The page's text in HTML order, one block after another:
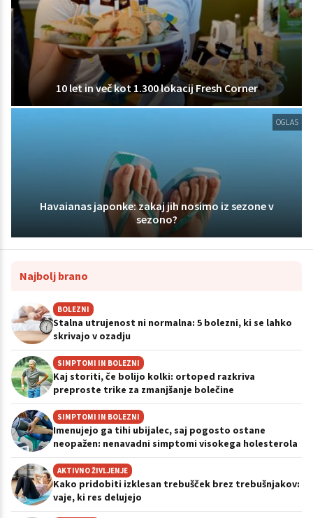
10 let in več kot 1.300 lokacij Fresh Corner
OGLAS
Havaianas japonke: zakaj jih nosimo iz sezone v
sezono?
Najbolj brano
BOLEZNI
Stalna utrujenost ni normalna: 5 bolezni, ki se lahko
skrivajo v ozadju
SIMPTOMI IN BOLEZNI
Kaj storiti, če bolijo kolki: ortoped razkriva
preproste trike za zmanjšanje bolečine
SIMPTOMI IN BOLEZNI
Imenujejo ga tihi ubijalec, saj pogosto ostane
neopažen: nenavadni simptomi visokega holesterola
AKTIVNO ŽIVLJENJE
Kako pridobiti izklesan trebušček brez trebušnjakov:
vaje, ki res delujejo